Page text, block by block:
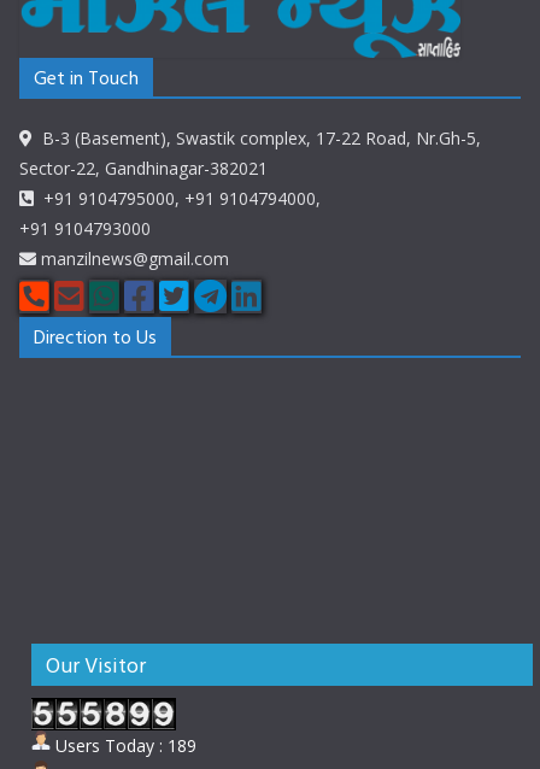
Get in Touch
B-3 (Basement), Swastik complex, 17-22 Road, Nr.Gh-5,
Sector-22, Gandhinagar-382021
+91 9104795000, +91 9104794000,
+91 9104793000
manzilnews@gmail.com
Direction to Us
Our Visitor
Users Today : 189